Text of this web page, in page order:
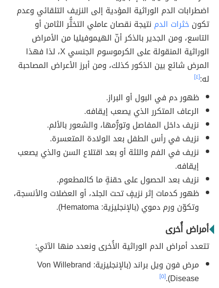
اضطرابات الدم الوراثية المؤدية إلى النزيف التلقائي وعدم
تكونخثرات الدم نتيجة نقصان عاملي التخثُّر الثامن أو
التاسع، ومن الجدير بالذكر أنّ الهيموفيليا من الأمراض
الوراثية المنقولة على الكرموسوم الجنسي X، لذا فهذا
المرض شائع بين الذكور كذلك، ومن أبرز الأعراض المصاحبة
له:[٤]
ظهور دم في البول أو البراز.
الرعاف المتكرر الذي يصعب إيقافه.
نزيف داخل المفاصل وتورُّمها، والشعور بالألم.
نزيف في رأس الطفل بعد الولادة المتعسرة.
نزيف في الفم واللثة أو بعد اقتلاع السن والذي يصعب
إيقافه.
نزيف بعد الحصول على حقنةٍ ما كالمطعوم.
ظهور كدمات إثر نزيفٍ تحت الجلد، أو العضلات والأنسجة،
وتكوّن ورم دموي (بالإنجليزية: Hematoma).
أمراض أُخرى
تتعدد أمراض الدم الوراثية الأُخرى ونعدد منها الآتي:
مرض فون ويل براند (بالإنجليزية: Von Willebrand
Disease). [٥]